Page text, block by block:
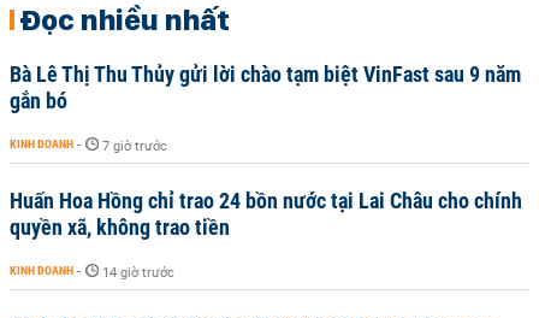
Đọc nhiều nhất
Bà Lê Thị Thu Thủy gửi lời chào tạm biệt VinFast sau 9 năm
gắn bó
KINH DOANH - 7 giờ trước
Huấn Hoa Hồng chỉ trao 24 bồn nước tại Lai Châu cho chính
quyền xã, không trao tiền
KINH DOANH - 14 giờ trước